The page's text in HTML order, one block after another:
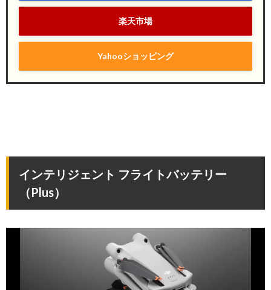
楽天市場
Yahooショッピング
インテリジェント フライトバッテリー
（Plus）